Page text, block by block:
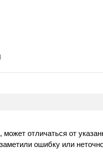
отличаться от
ошибку или